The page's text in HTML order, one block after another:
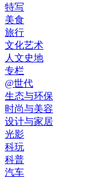
特写
美食
旅行
文化艺术
人文史地
专栏
@世代
生态与环保
时尚与美容
设计与家居
光影
科玩
科普
汽车